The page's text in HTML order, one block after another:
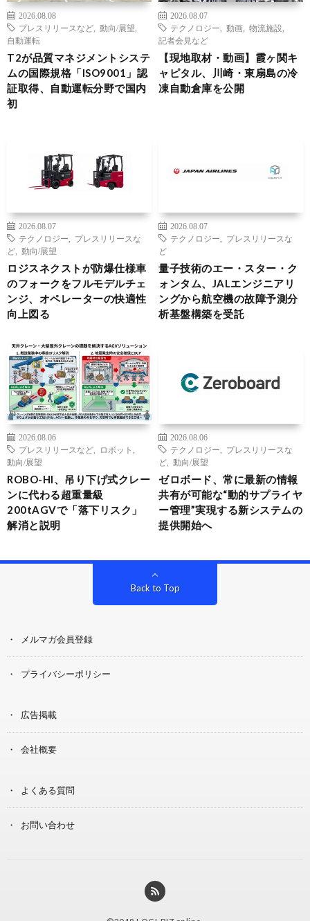
2026.08.08
プレスリリースなど
動向/展望
自動運転
T2が品質マネジメントシステ
ムの国際規格「ISO9001」認
証取得、自動運転分野で国内
初
2026.08.07
テクノロジー
動画 物流施設
記者会見など
【現地取材・動画】霞ヶ関キ
ャピタル、川崎・東扇島の冷
凍自動倉庫を公開
2026.08.07
テクノロジー
プレスリリースな
ど
動向/展望
ロジスネクストが防爆仕様車
のフォークをフルモデルチェ
ンジ、オペレーターの快適性
向上図る
2026.08.07
テクノロジー
プレスリリースな
ど
量子技術のエー・スター・ク
ォンタム、JALエンジニアリ
ングから航空機の故障予測分
析基盤構築を受託
2026.08.06
プレスリリースなど
ロボット
動向/展望
ROBO-HI、吊り下げ式クレー
ンに代わる超重量級
200tAGVで「落下リスク」
解消と説明
2026.08.06
テクノロジー
プレスリリースな
ど
動向/展望
ゼロボード、常に最新の情報
共有が可能な“動的サプライヤ
ー管理”実現する新システムの
提供開始へ
Back to Top
メルマガ会員登録
プライバシーポリシー
広告掲載
会社概要
よくある質問
お問い合わせ